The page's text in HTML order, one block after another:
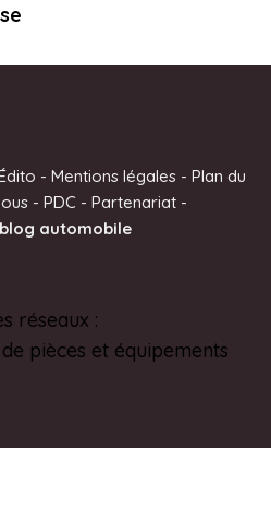
- Mentions légales - Plan du
- PDC - Partenariat -
automobile
réseaux :
pièces et équipements